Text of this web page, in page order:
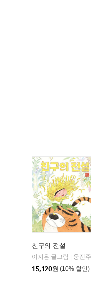
친구의 전설
이지은 글그림
웅진주니어
15,120원 (10% 할인)